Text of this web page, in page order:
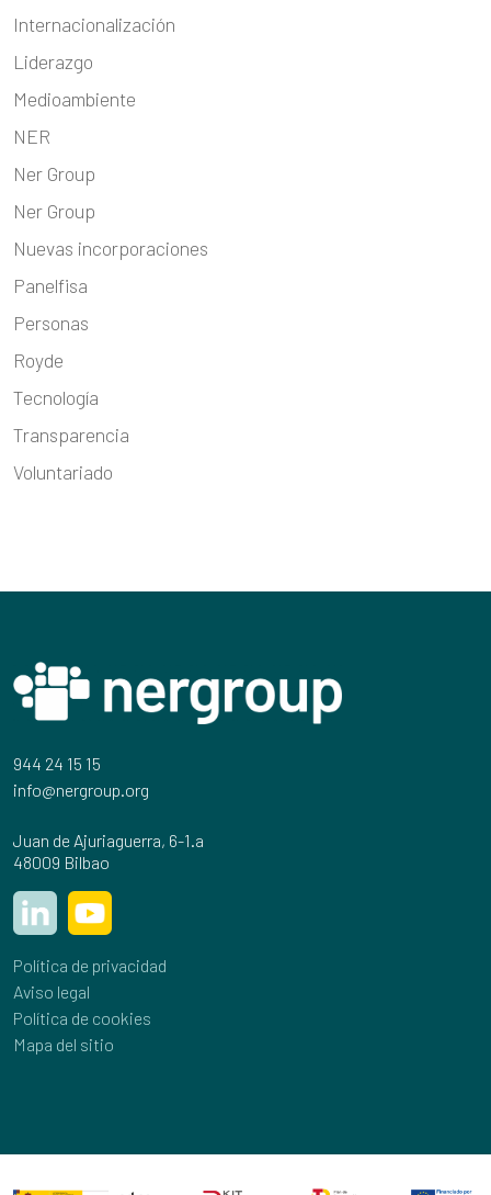
Internacionalización
Liderazgo
Medioambiente
NER
Ner Group
Ner Group
Nuevas incorporaciones
Panelfisa
Personas
Royde
Tecnología
Transparencia
Voluntariado
944 24 15 15
info@nergroup.org
Juan de Ajuriaguerra, 6-1.a
48009 Bilbao
Política de privacidad
Aviso legal
Política de cookies
Mapa del sitio